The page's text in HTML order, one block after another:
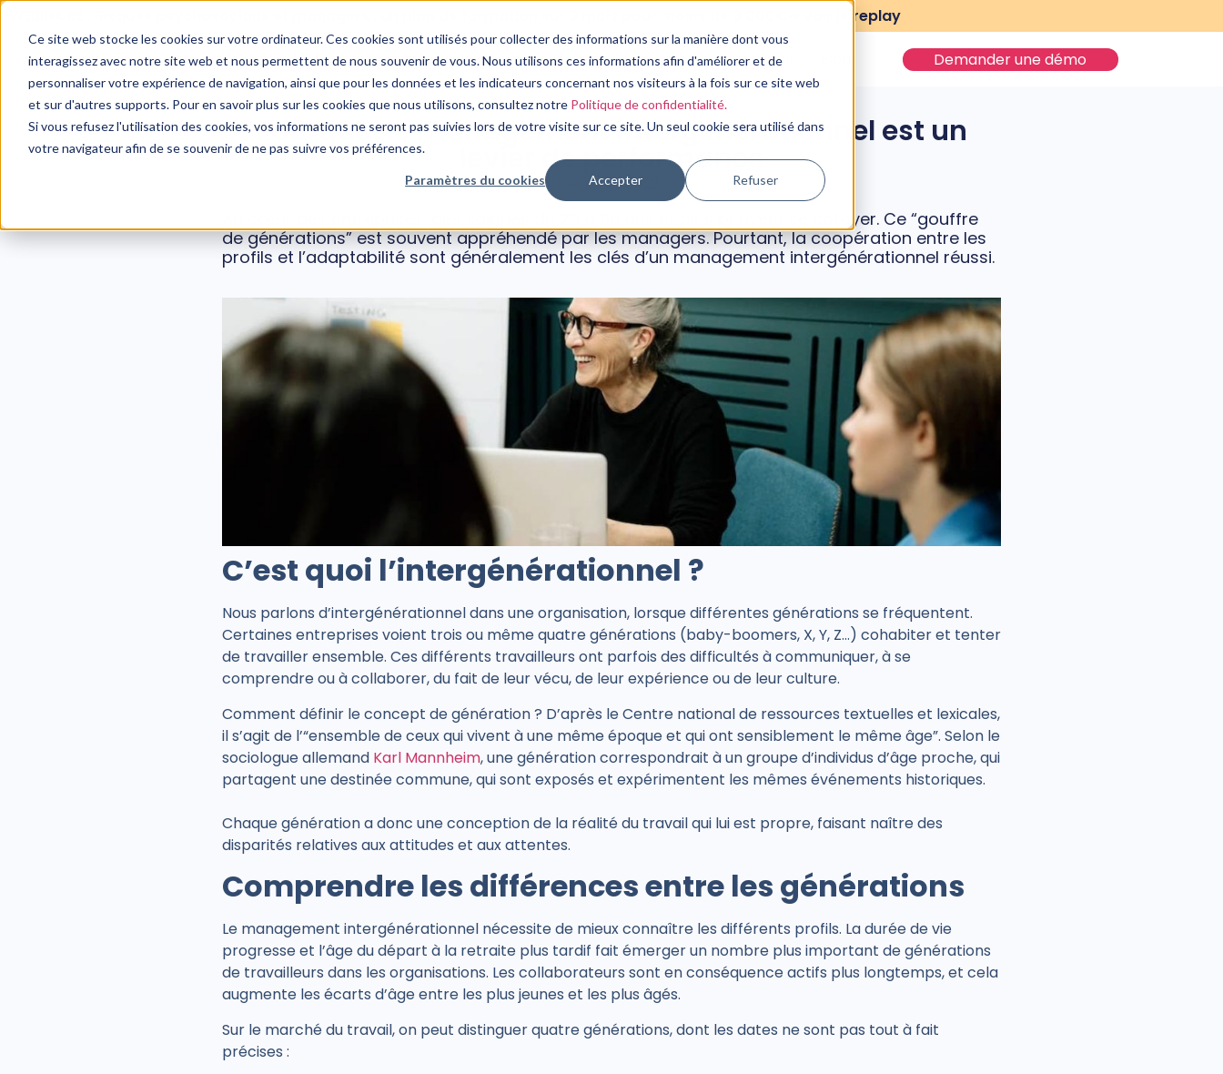
Ce site web stocke les cookies sur votre ordinateur. Ces cookies sont utilisés pour collecter des informations sur la manière dont vous
interagissez avec notre site web et nous permettent de nous souvenir de vous. Nous utilisons ces informations afin d'améliorer et de
personnaliser votre expérience de navigation, ainsi que pour les données et les indicateurs concernant nos visiteurs à la fois sur ce site web
et sur d'autres supports. Pour en savoir plus sur les cookies que nous utilisons, consultez notre Politique de confidentialité.
Si vous refusez l'utilisation des cookies, vos informations ne seront pas suivies lors de votre visite sur ce site. Un seul cookie sera utilisé dans
votre navigateur afin de se souvenir de ne pas suivre vos préférences.
Paramètres du cookies Accepter Refuser
WEBINAIRE : Risques psychosociaux et managers : un plan de formation sur 3 mois pour moins de 3 000€➔ voir le replay
Nos Services Notre Expertise Nos Ressources Demander une démo
CONSEIL EN MANAGEMENT
Pourquoi le management intergénérationnel est un
levier de performance
30 août, 2022
Au cœur des entreprises, des salariés de 20 à 60 ans et plus peuvent se côtoyer. Ce “gouffre
de générations” est souvent appréhendé par les managers. Pourtant, la coopération entre les
profils et l’adaptabilité sont généralement les clés d’un management intergénérationnel réussi.
C’est quoi l’intergénérationnel ?
Nous parlons d’intergénérationnel dans une organisation, lorsque différentes générations se fréquentent.
Certaines entreprises voient trois ou même quatre générations (baby-boomers, X, Y, Z…) cohabiter et tenter
de travailler ensemble. Ces différents travailleurs ont parfois des difficultés à communiquer, à se
comprendre ou à collaborer, du fait de leur vécu, de leur expérience ou de leur culture.
Comment définir le concept de génération ? D’après leCentre national de ressources textuelles et lexicales,
il s’agit de l’“ensemble de ceux qui vivent à une même époque et qui ont sensiblement le même âge”. Selon le
sociologue allemand Karl Mannheim, une génération correspondrait à un groupe d’individus d’âge proche, qui
partagent une destinée commune, qui sont exposés et expérimentent les mêmes événements historiques.
Chaque génération a donc une conception de la réalité du travail qui lui est propre, faisant naître des
disparités relatives aux attitudes et aux attentes.
Comprendre les différences entre les générations
Le management intergénérationnel nécessite de mieux connaître les différents profils. La durée de vie
progresse et l’âge du départ à la retraite plus tardif fait émerger un nombre plus important de générations
de travailleurs dans les organisations. Les collaborateurs sont en conséquence actifs plus longtemps, et cela
augmente les écarts d’âge entre les plus jeunes et les plus âgés.
Sur le marché du travail, on peut distinguer quatre générations, dont les dates ne sont pas tout à fait
précises :